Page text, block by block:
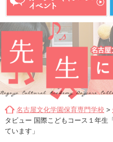
名古屋文化学園保育専門学校 >
タビュー 国際こどもコース１年生
ています」